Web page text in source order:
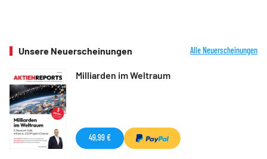
Unsere Neuerscheinungen Alle Neuerscheinungen
Milliarden im Weltraum
49,99 €